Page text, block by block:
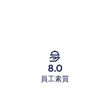
8.0
員工素質